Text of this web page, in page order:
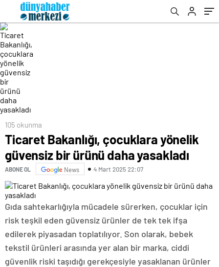
105 okunma
Ticaret Bakanlığı, çocuklara yönelik
güvensiz bir ürünü daha yasakladı
ABONE OL News 4 Mart 2025 22:07
Gıda sahtekarlığıyla mücadele sürerken, çocuklar için
risk teşkil eden güvensiz ürünler de tek tek ifşa
edilerek piyasadan toplatılıyor. Son olarak, bebek
tekstil ürünleri arasında yer alan bir marka, ciddi
güvenlik riski taşıdığı gerekçesiyle yasaklanan ürünler